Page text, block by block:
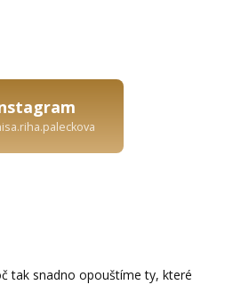
tak snadno opouštíme ty, které